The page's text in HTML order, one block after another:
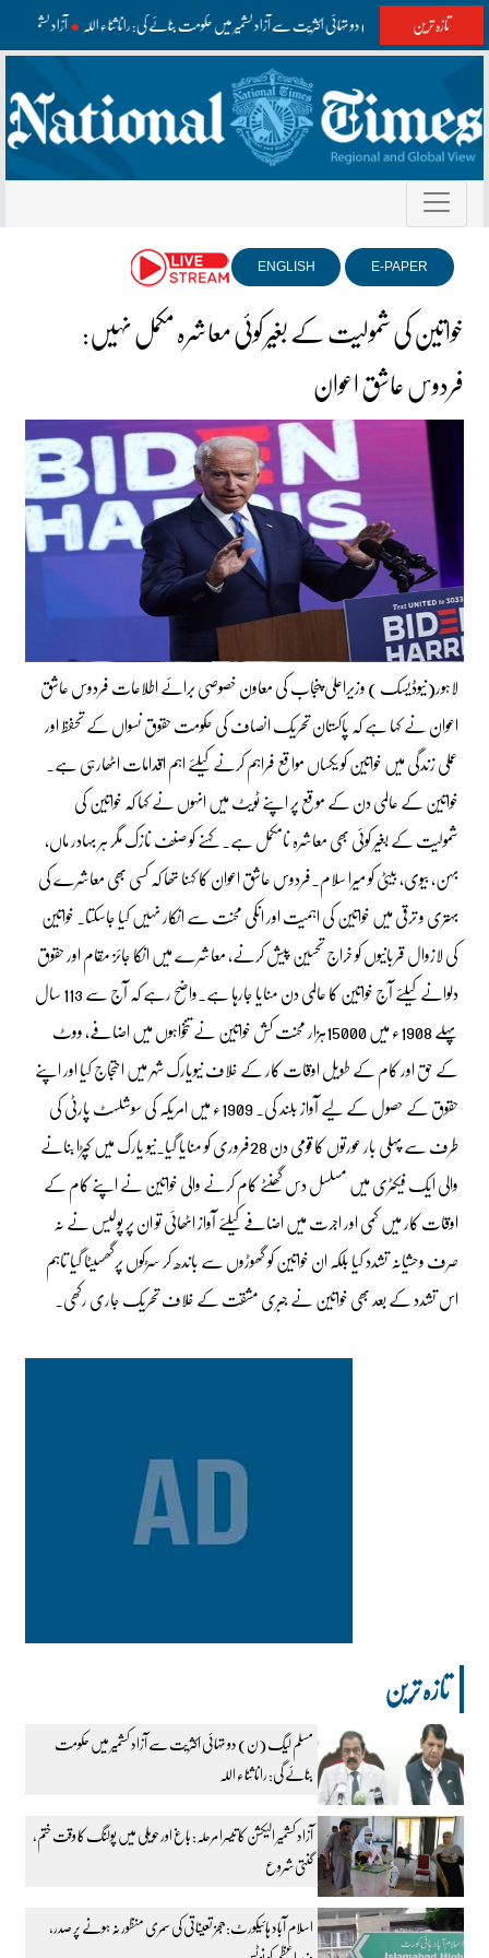
تازہ ترینمسلم لیگ (ن) دو تہائی اکثریت سے آزاد کشمیر میں حکومت بنائے گی: رانا ثناء اللہ آزاد
E-PAPER
ENGLISH
خواتین کی شمولیت کے بغیر کوئی معاشرہ مکمل نہیں:
فردوس عاشق اعوان
لاہور(نیوڈیسک ) وزیراعلیٰ پنجاب کی معاون خصوصی برائے اطلاعات فردوس عاشق
اعوان نے کہا ہے کہ پاکستان تحریک انصاف کی حکومت حقوق نسواں کے تحفظ اور
عملی زندگی میں خواتین کو یکساں مواقع فراہم کرنے کیلئے اہم اقدامات اٹھارہی ہے۔
خواتین کے عالمی دن کے موقع پر اپنے ٹویٹ میں انہوں نے کہا کہ خواتین کی
شمولیت کے بغیر کوئی بھی معاشرہ نامکمل ہے۔ کہنے کو صنف نازک مگر ہر بہادر ماں،
بہن، بیوی، بیٹی کو میرا سلام۔فردوس عاشق اعوان کا کہنا تھا کہ کسی بھی معاشرے کی
بہتری و ترقی میں خواتین کی اہمیت اور انکی محنت سے انکار نہیں کیا جاسکتا۔ خواتین
کی لازوال قربانیوں کو خراج تحسین پیش کرنے، معاشرے میں انکا جائز مقام اور حقوق
دلوانے کیلئے آج خواتین کا عالمی دن منایا جارہا ہے۔واضح رہے کہ آج سے 113 سال
پہلے 1908ء میں 15000ہزار محنت کش خواتین نے تنخواہوں میں اضافے، ووٹ
کے حق اور کام کے طویل اوقات کار کے خلاف نیویارک شہر میں احتجاج کیا اور اپنے
حقوق کے حصول کے لیے آواز بلند کی۔ 1909ء میں امریکہ کی سوشلسٹ پارٹی کی
طرف سے پہلی بار عورتوں کا قومی دن 28فروری کو منایا گیا۔نیو یارک میں کپڑا بنانے
والی ایک فیکٹری میں مسلسل دس گھنٹے کام کرنے والی خواتین نے اپنے کام کے
اوقات کار میں کمی اور اجرت میں اضافے کیلئے آواز اٹھائی تو ان پر پولیس نے نہ
صرف وحشیانہ تشدد کیا بلکہ ان خواتین کو گھوڑوں سے باندھ کر سڑکوں پرگھسیٹا گیا تاہم
اس تشدد کے بعد بھی خواتین نے جبری مشقت کے خلاف تحریک جاری رکھی۔
تازہ ترین
مسلم لیگ (ن) دو تہائی اکثریت سے آزاد کشمیر میں حکومت
بنائے گی: رانا ثناء اللہ
آزاد کشمیر الیکشن کا تیسرا مرحلہ: باغ اور حویلی میں پولنگ کا وقت ختم،
گنتی شروع
اسلام آباد ہائیکورٹ: ججز تعیناتی کی سمری منظور نہ ہونے پر صدر،